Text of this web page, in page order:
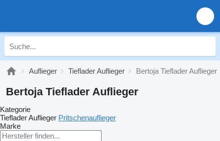
Auflieger Tieflader Auflieger Bertoja Tieflader Auflieger
Bertoja Tieflader Auflieger
Kategorie
Tieflader Auflieger Pritschenauflieger
Marke